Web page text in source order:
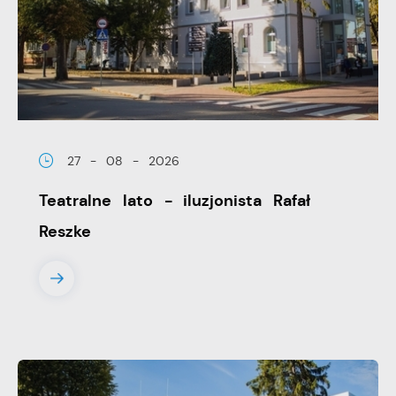
27 - 08 - 2026
Teatralne lato - iluzjonista Rafał
Reszke